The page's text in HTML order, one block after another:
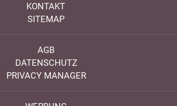
KONTAKT
SITEMAP
AGB
DATENSCHUTZ
PRIVACY MANAGER